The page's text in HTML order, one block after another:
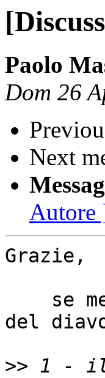
Paolo
Dom 26
Next
Autore
Grazie,
se me
del
>> 1 - il